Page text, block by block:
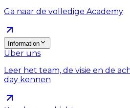
Ga naar de volledige Academy
Information
Über uns
Leer het team, de visie en de
day kennen